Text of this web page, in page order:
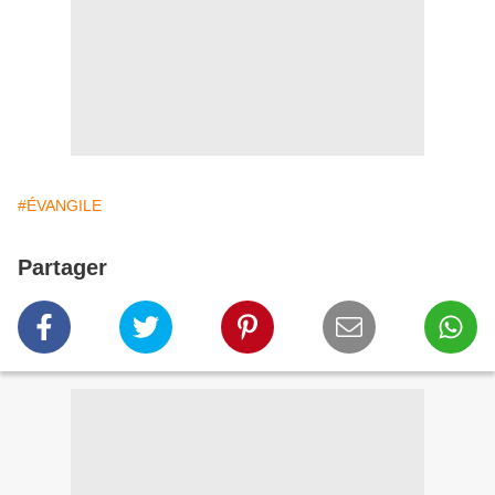
#ÉVANGILE
Partager